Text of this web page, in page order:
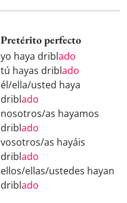
Pretérito perfecto
yo haya driblado
tú hayas driblado
él/ella/usted haya
driblado
nosotros/as hayamos
driblado
vosotros/as hayáis
driblado
ellos/ellas/ustedes hayan
driblado